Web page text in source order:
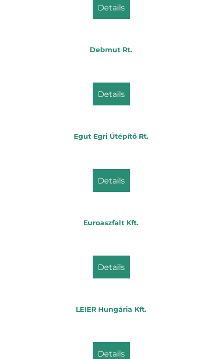
details
Debmut Rt.
details
Egut Egri Útépítő Rt.
details
Euroaszfalt Kft.
details
LEIER Hungária Kft.
details